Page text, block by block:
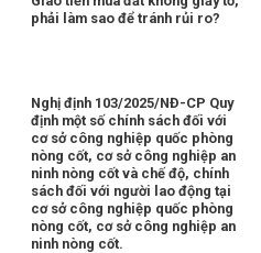
phải làm sao để tránh rủi ro?
Nghị định 103/2025/NĐ-CP Quy
định một số chính sách đối với
cơ sở công nghiệp quốc phòng
nòng cốt, cơ sở công nghiệp an
ninh nòng cốt và chế độ, chính
sách đối với người lao động tại
cơ sở công nghiệp quốc phòng
nòng cốt, cơ sở công nghiệp an
ninh nòng cốt.